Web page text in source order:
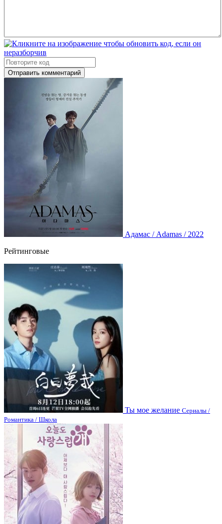
Отправить комментарий
Адамас / Adamas / 2022
Рейтинговые
Ты мое желание Сериалы /
Романтика / Школа